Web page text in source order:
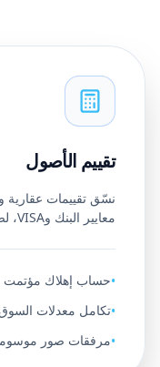
تقييم الأصول
نسّق تقييمات عقارية
معايير البنك وVISA، لضمان تقارير تقنية خالية من الأخطاء.
•حساب إهلاك مؤتمت
•تكامل معدلات
•مرفقات صور